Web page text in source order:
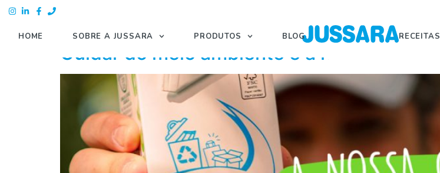
HOME SOBRE A JUSSARA PRODUTOS BLOG RECEITAS
Cuidar do meio ambiente é a nossa onda